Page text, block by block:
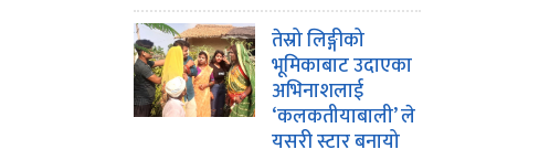
तेस्रो लिङ्गीको
भूमिकाबाट उदाएका
अभिनाशलाई
‘कलकतीयाबाली’ ले
यसरी स्टार बनायो